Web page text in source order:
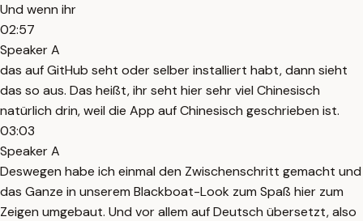
Und wenn ihr
02:57
Speaker A
das auf GitHub seht oder selber installiert habt, dann sieht
das so aus. Das heißt, ihr seht hier sehr viel Chinesisch
natürlich drin, weil die App auf Chinesisch geschrieben ist.
03:03
Speaker A
Deswegen habe ich einmal den Zwischenschritt gemacht und
das Ganze in unserem Blackboat-Look zum Spaß hier zum
Zeigen umgebaut. Und vor allem auf Deutsch übersetzt, also